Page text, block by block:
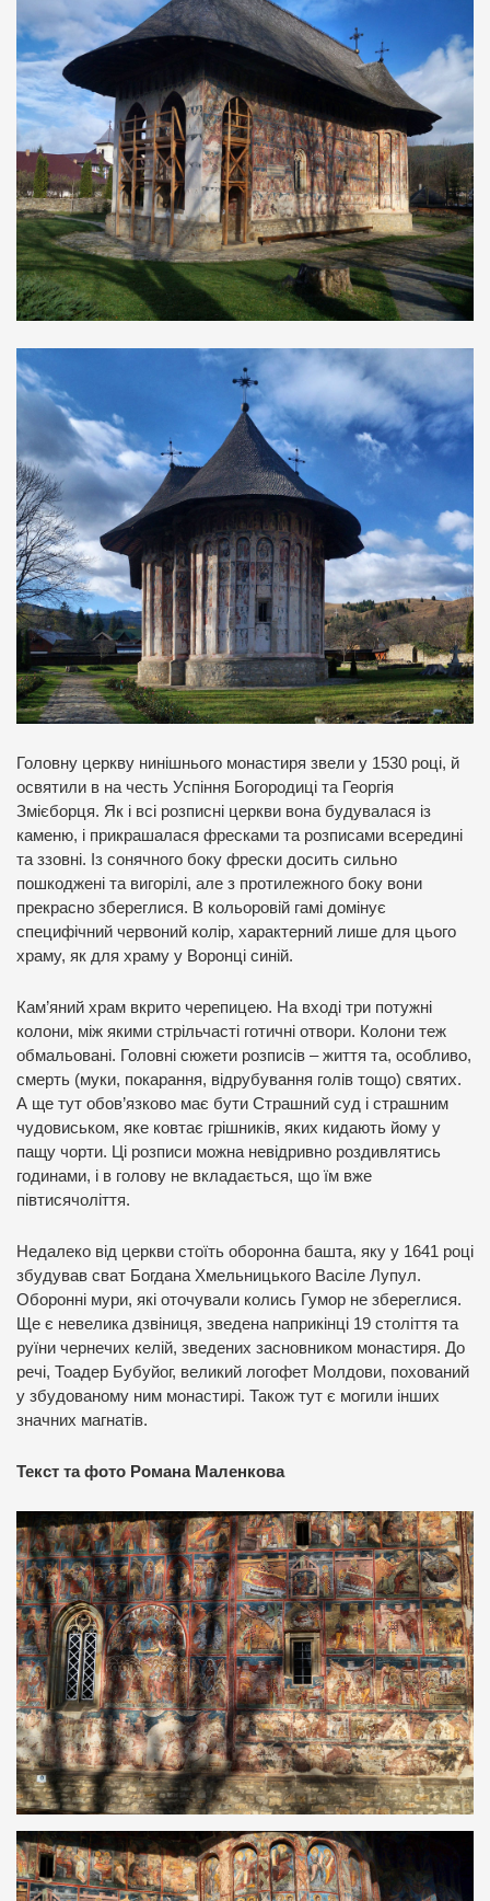
Головну церкву нинішнього монастиря звели у 1530 році, й
освятили в на честь Успіння Богородиці та Георгія
Змієборця. Як і всі розписні церкви вона будувалася із
каменю, і прикрашалася фресками та розписами всередині
та ззовні. Із сонячного боку фрески досить сильно
пошкоджені та вигорілі, але з протилежного боку вони
прекрасно збереглися. В кольоровій гамі домінує
специфічний червоний колір, характерний лише для цього
храму, як для храму у Воронці синій.
Кам’яний храм вкрито черепицею. На вході три потужні
колони, між якими стрільчасті готичні отвори. Колони теж
обмальовані. Головні сюжети розписів – життя та, особливо,
смерть (муки, покарання, відрубування голів тощо) святих.
А ще тут обов’язково має бути Страшний суд і страшним
чудовиськом, яке ковтає грішників, яких кидають йому у
пащу чорти. Ці розписи можна невідривно роздивлятись
годинами, і в голову не вкладається, що їм вже
півтисячоліття.
Недалеко від церкви стоїть оборонна башта, яку у 1641 році
збудував сват Богдана Хмельницького Васіле Лупул.
Оборонні мури, які оточували колись Гумор не збереглися.
Ще є невелика дзвіниця, зведена наприкінці 19 століття та
руїни чернечих келій, зведених засновником монастиря. До
речі, Тоадер Бубуйог, великий логофет Молдови, похований
у збудованому ним монастирі. Також тут є могили інших
значних магнатів.
Текст та фото Романа Маленкова